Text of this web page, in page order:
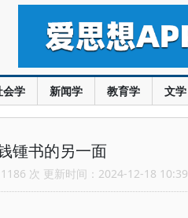
会学 新闻学 教育学 文学
锺书的另一面
次 更新时间：2024-12-18 10:39